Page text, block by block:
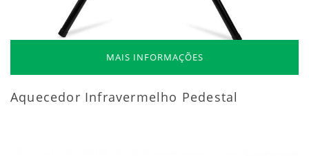
MAIS INFORMAÇÕES
Aquecedor Infravermelho Pedestal